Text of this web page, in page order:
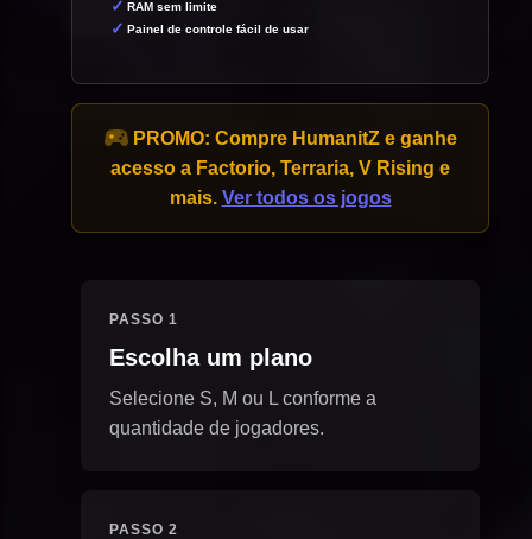
RAM sem limite
Painel de controle fácil de usar
PROMO: Compre HumanitZ e ganhe
acesso a Factorio, Terraria, V Rising e
mais. Ver todos os jogos
PASSO 1
Escolha um plano
Selecione S, M ou L conforme a
quantidade de jogadores.
PASSO 2